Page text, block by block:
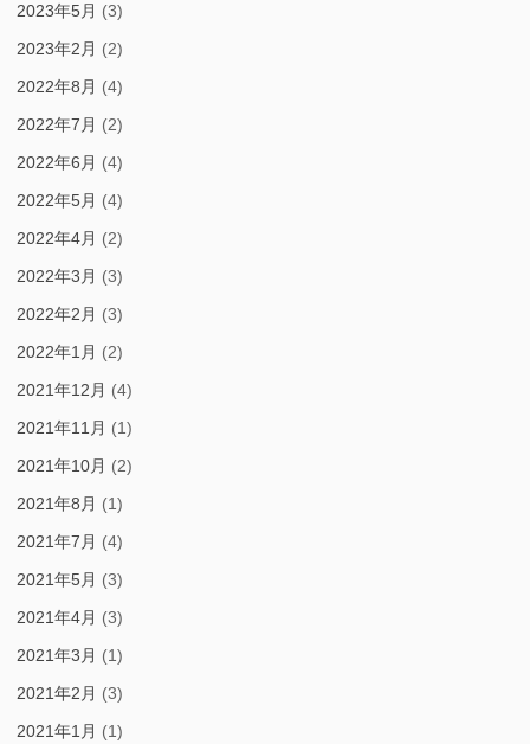
2023年5月 (3)
2023年2月 (2)
2022年8月 (4)
2022年7月 (2)
2022年6月 (4)
2022年5月 (4)
2022年4月 (2)
2022年3月 (3)
2022年2月 (3)
2022年1月 (2)
2021年12月 (4)
2021年11月 (1)
2021年10月 (2)
2021年8月 (1)
2021年7月 (4)
2021年5月 (3)
2021年4月 (3)
2021年3月 (1)
2021年2月 (3)
2021年1月 (1)